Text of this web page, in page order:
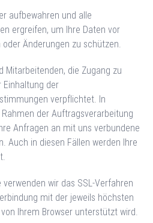
aufbewahren und alle
ergreifen, um Ihre Daten vor
Änderungen zu schützen.
Mitarbeitenden, die Zugang zu
Einhaltung der
verpflichtet. In
der Auftragsverarbeitung
Anfragen an mit uns verbundene
Auch in diesen Fällen werden Ihre
wir das SSL-Verfahren
mit der jeweils höchsten
Ihrem Browser unterstützt wird.